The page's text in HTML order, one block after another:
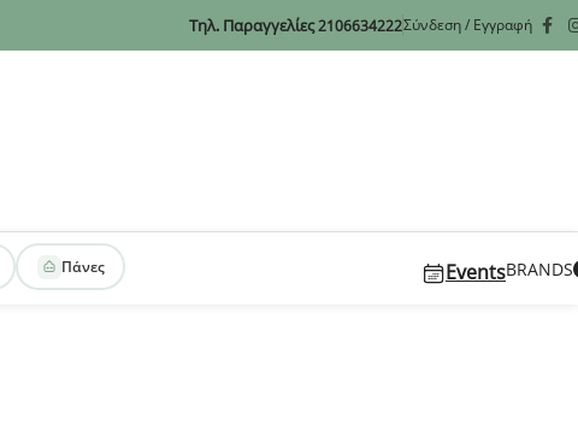
Τηλ. Παραγγελίες2106634222Σύνδεση / Εγγραφή
Πάνες EventsBRANDS